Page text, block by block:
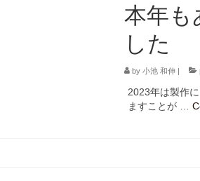
本年も
した
by 小池 和伸|
2023年は製作
ますことが …